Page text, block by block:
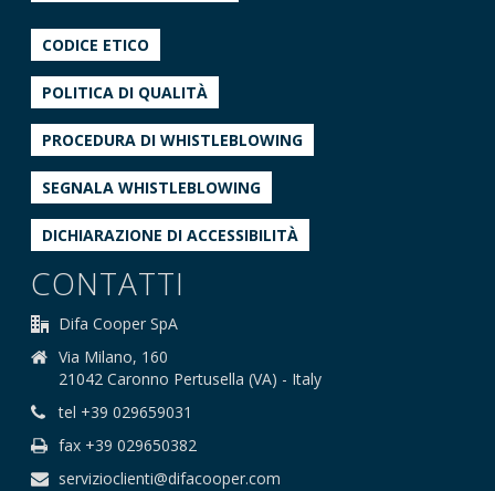
CODICE ETICO
POLITICA DI QUALITÀ
PROCEDURA DI WHISTLEBLOWING
SEGNALA WHISTLEBLOWING
DICHIARAZIONE DI ACCESSIBILITÀ
CONTATTI
Difa Cooper SpA
Via Milano, 160
21042 Caronno Pertusella (VA) - Italy
tel +39 029659031
fax +39 029650382
servizioclienti@difacooper.com